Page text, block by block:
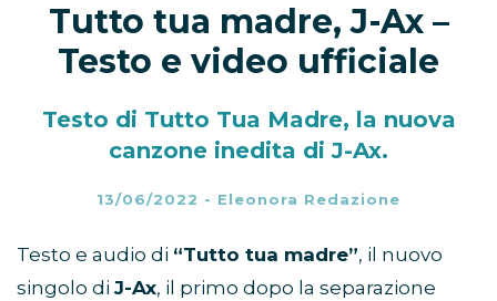
Tutto tua madre, J-Ax –
Testo e video ufficiale
Testo di Tutto Tua Madre, la nuova
canzone inedita di J-Ax.
13/06/2022 - Eleonora Redazione
Testo e audio di “Tutto tua madre”, il nuovo
singolo di J-Ax, il primo dopo la separazione